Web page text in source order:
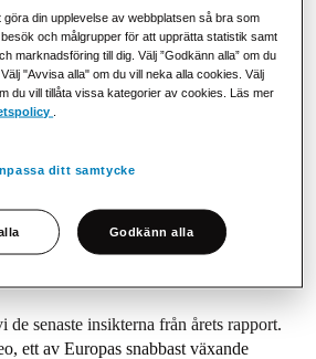
genom att fylla i formuläret
de senaste insikterna från årets rapport.
ett av Europas snabbast växande
din upplevelse av webbplatsen så bra som
och målgrupper för att upprätta statistik samt
marknadsföring till dig. Välj ”Godkänn alla” om du
"Avvisa alla" om du vill neka alla cookies. Välj
du vill tillåta vissa kategorier av cookies. Läs mer
ditt samtycke
Godkänn alla